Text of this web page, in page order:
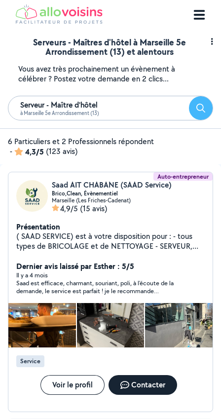
Serveurs - Maîtres d'hôtel à Marseille 5e
Arrondissement (13) et alentours
Vous avez très prochainement un évènement à
célébrer ? Postez votre demande en 2 clics...
Serveur - Maître d'hôtel
à Marseille 5e Arrondissement (13)
6 Particuliers et 2 Professionnels répondent
-
4,3/5 (123 avis)
Auto-entrepreneur
Saad AIT CHABANE (SAAD Service)
Brico,Clean, Évènementiel
Marseille (Les Friches-Cadenat)
4,9/5 (15 avis)
Présentation
( SAAD SERVICE) est à votre disposition pour : - tous
types de BRICOLAGE et de NETTOYAGE - SERVEUR,
expérimentée de serveurs.ses + barman) Prestataire
Dernier avis laissé par Esther : 5/5
Il y a 4 mois
Saad est efficace, charmant, souriant, poli, à l'écoute de la
demande, le service est parfait ! je le recommande
Service
Voir le profil Contacter